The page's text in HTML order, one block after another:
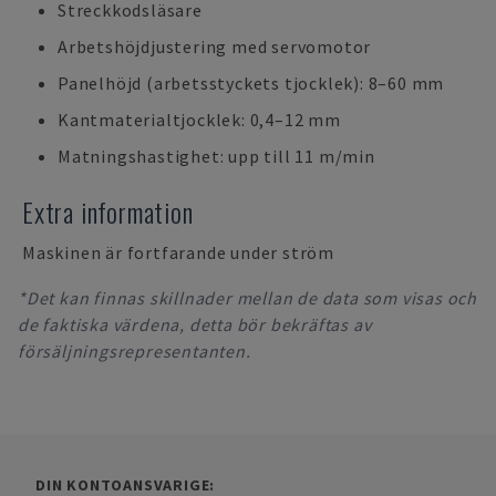
Streckkodsläsare
Arbetshöjdjustering med servomotor
Panelhöjd (arbetsstyckets tjocklek): 8–60 mm
Kantmaterialtjocklek: 0,4–12 mm
Matningshastighet: upp till 11 m/min
Extra information
Maskinen är fortfarande under ström
*Det kan finnas skillnader mellan de data som visas och
de faktiska värdena, detta bör bekräftas av
försäljningsrepresentanten.
DIN KONTOANSVARIGE: